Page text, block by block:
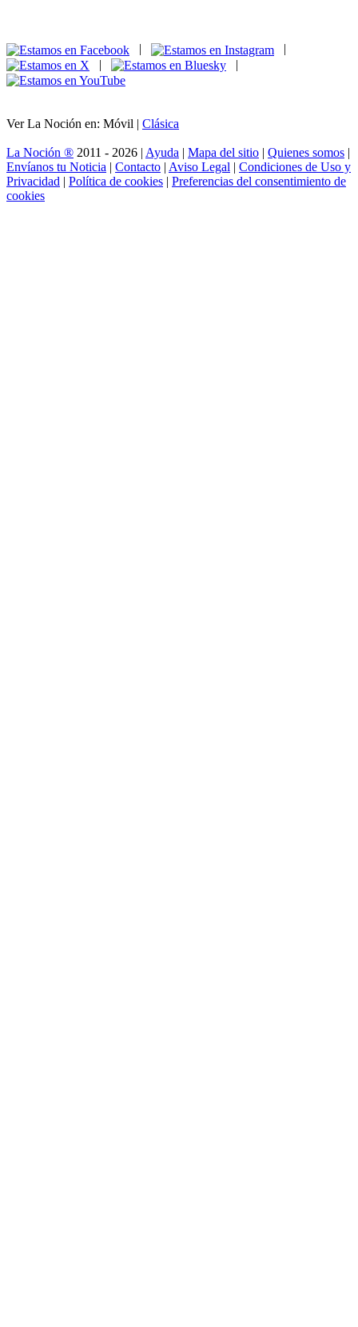
|
|
Ver La Noción en: Móvil | Clásica
La Noción ® 2011 - 2026 | Ayuda | Mapa del sitio | Quienes somos |
Envíanos tu Noticia | Contacto | Aviso Legal | Condiciones de Uso y
Privacidad | Política de cookies | Preferencias del consentimiento de
cookies